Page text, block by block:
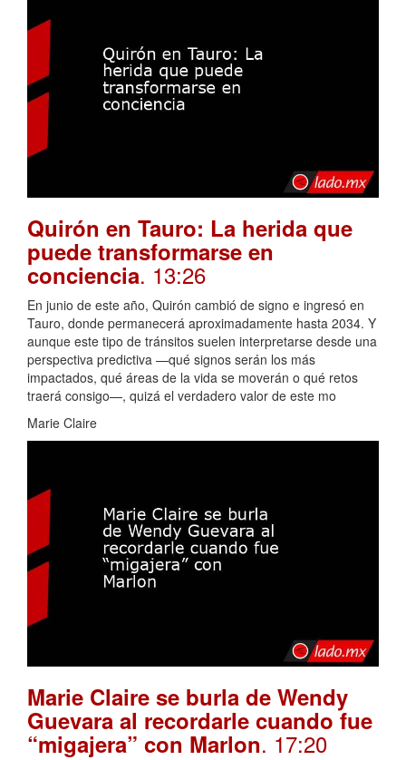
Quirón en Tauro: La herida que
puede transformarse en
conciencia. 13:26
En junio de este año, Quirón cambió de signo e ingresó en
Tauro, donde permanecerá aproximadamente hasta 2034. Y
aunque este tipo de tránsitos suelen interpretarse desde una
perspectiva predictiva —qué signos serán los más
impactados, qué áreas de la vida se moverán o qué retos
traerá consigo—, quizá el verdadero valor de este mo
Marie Claire
Marie Claire se burla de Wendy
Guevara al recordarle cuando fue
“migajera” con Marlon. 17:20